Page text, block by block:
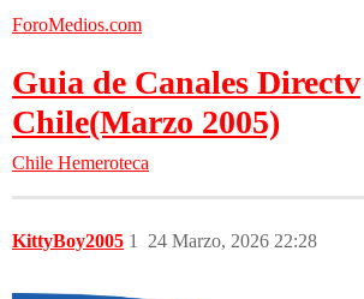
ForoMedios.com
Guia de Canales Directv
Chile(Marzo 2005)
Chile Hemeroteca
KittyBoy2005 24 Marzo, 2026 22:28
1